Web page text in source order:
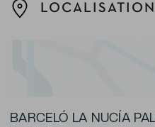
LOCALISATION
BARCELÓ LA NUCÍA